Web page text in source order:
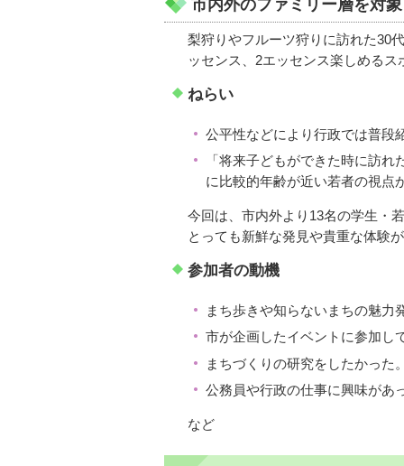
市内外のファミリー層を対
梨狩りやフルーツ狩りに訪れた30
ッセンス、2エッセンス楽しめる
ねらい
公平性などにより行政では普段
「将来子どもができた時に訪
に比較的年齢が近い若者の視点
今回は、市内外より13名の学生・
とっても新鮮な発見や貴重な体験
参加者の動機
まち歩きや知らないまちの魅力
市が企画したイベントに参加し
まちづくりの研究をしたかった
公務員や行政の仕事に興味があ
など